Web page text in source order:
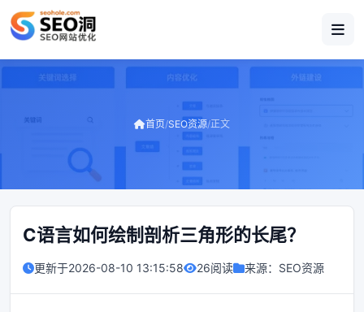
首页/SEO资源/正文
C语言如何绘制剖析三角形的长尾？
更新于2026-08-10 13:15:58 26阅读 来源： SEO资源